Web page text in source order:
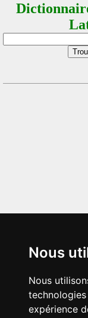
Nous
Nous
expérience